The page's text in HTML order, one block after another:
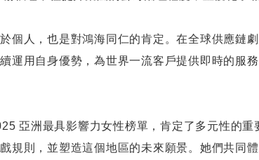
Facebook
HHTD活動網站
股東會
台灣證券交易所
議題之問卷調查
個人，也是對鴻海同仁的肯定 。在全球供應鏈
運用自身優勢，為世界一流客戶提供即時的服
亞洲最具影響力女性榜單，肯定了多元性的重
規則，並塑造這個地區的未來願景。她們共同